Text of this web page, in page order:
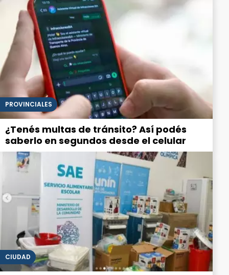
PROVINCIALES
¿Tenés multas de tránsito? Así podés
saberlo en segundos desde el celular
CIUDAD